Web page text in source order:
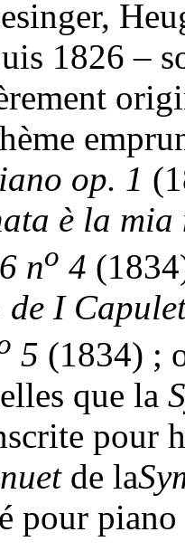
1826 –
op. 1
è la
no 4
de I
5 (1834) ;
que la
pour
de la
pour